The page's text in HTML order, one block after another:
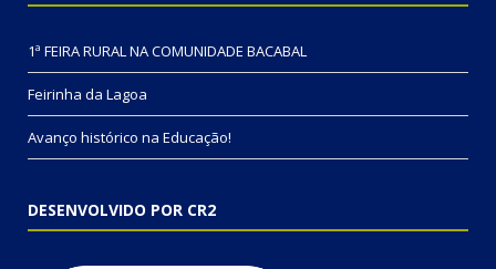
1ª FEIRA RURAL NA COMUNIDADE BACABAL
Feirinha da Lagoa
Avanço histórico na Educação!
DESENVOLVIDO POR CR2